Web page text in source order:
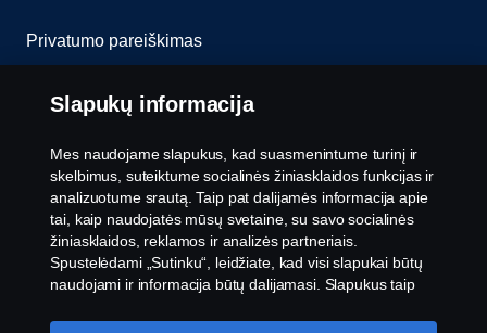
Privatumo pareiškimas
Slapukai
Susisiekite su mumis
Pranešimų teikimas
Slapukų nustatymai
Slapukų informacija
Mes naudojame slapukus, kad suasmenintume turinį ir
skelbimus, suteiktume socialinės žiniasklaidos funkcijas ir
analizuotume srautą. Taip pat dalijamės informacija apie
tai, kaip naudojatės mūsų svetaine, su savo socialinės
žiniasklaidos, reklamos ir analizės partneriais.
Spustelėdami „Sutinku“, leidžiate, kad visi slapukai būtų
naudojami ir informacija būtų dalijamasi. Slapukus taip
pasirinkę norimas priimti kategorijas. Norėdami sužinoti